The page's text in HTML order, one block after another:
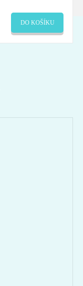
DO KOŠÍKU